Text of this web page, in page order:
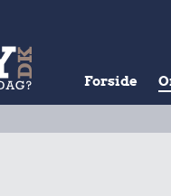
Forside